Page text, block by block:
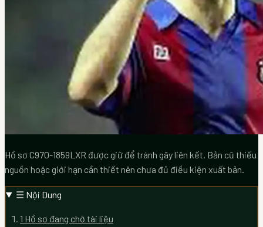
Hồ sơ C970-1859LXR được giữ để tránh gãy liên kết. Bản cũ thiếu
nguồn hoặc giới hạn cần thiết nên chưa đủ điều kiện xuất bản.
☰ Nội Dung
1 Hồ sơ đang chờ tài liệu